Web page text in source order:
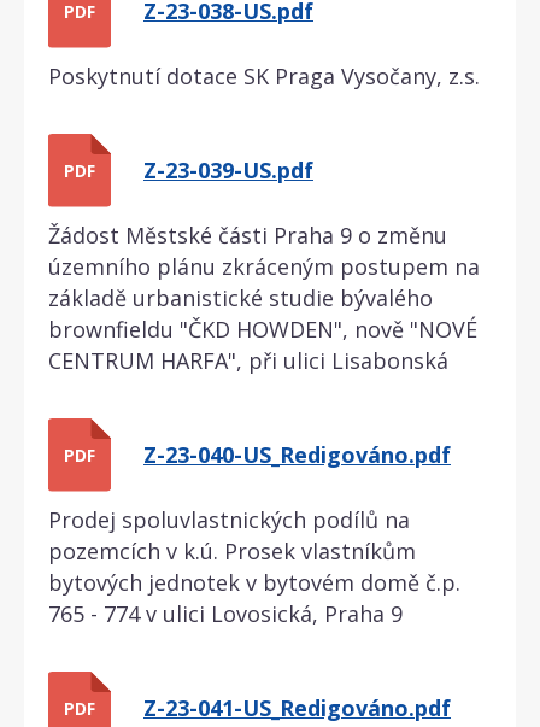
PDF Z-23-038-US.pdf
Poskytnutí dotace SK Praga Vysočany, z.s.
PDF Z-23-039-US.pdf
Žádost Městské části Praha 9 o změnu
územního plánu zkráceným postupem na
základě urbanistické studie bývalého
brownfieldu "ČKD HOWDEN", nově "NOVÉ
CENTRUM HARFA", při ulici Lisabonská
PDF Z-23-040-US_Redigováno.pdf
Prodej spoluvlastnických podílů na
pozemcích v k.ú. Prosek vlastníkům
bytových jednotek v bytovém domě č.p.
765 - 774 v ulici Lovosická, Praha 9
PDF Z-23-041-US_Redigováno.pdf